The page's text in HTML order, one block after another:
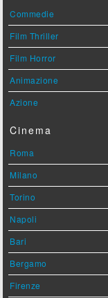
Commedie
Film Thriller
Film Horror
Animazione
Azione
Cinema
Roma
Milano
Torino
Napoli
Bari
Bergamo
Firenze